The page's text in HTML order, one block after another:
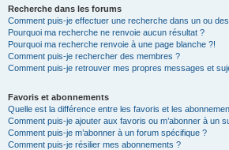
Recherche dans les forums
Comment puis-je effectuer une recherche dans un ou
Pourquoi ma recherche ne renvoie aucun résultat ?
Pourquoi ma recherche renvoie à une page blanche ?!
Comment puis-je rechercher des membres ?
Comment puis-je retrouver mes propres messages et
Favoris et abonnements
Quelle est la différence entre les favoris et les
Comment puis-je ajouter aux favoris ou m’abonner à un
Comment puis-je m’abonner à un forum spécifique ?
Comment puis-je résilier mes abonnements ?